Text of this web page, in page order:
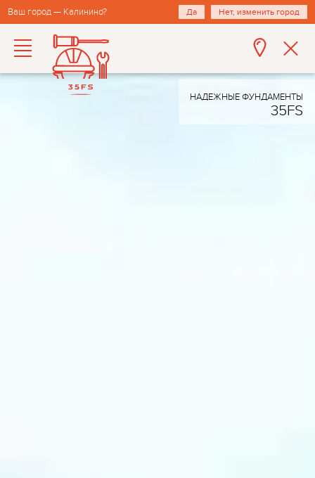
Ваш город — Калинино? Да Нет, изменить город
НАДЕЖНЫЕ ФУНДАМЕНТЫ
35FS